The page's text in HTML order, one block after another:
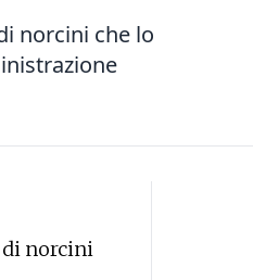
norcini che lo
di norcini